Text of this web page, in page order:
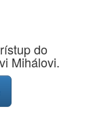
do
Mihálovi.